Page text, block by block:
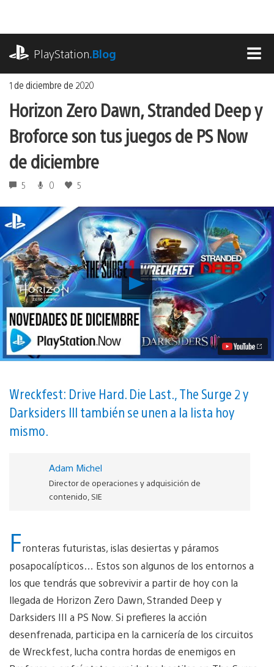
contenido
PlayStation.Blog
1 de diciembre de 2020
Horizon Zero Dawn, Stranded Deep y
Broforce son tus juegos de PS Now
de diciembre
5 0 5
Reproducir
Horizon
Zero
Dawn,
Stranded
Deep
y
Broforce
juegos
de
PS
Wreckfest: Drive Hard. Die Last., The Surge 2 y
Darksiders III también se unen a la lista hoy
mismo.
Adam Michel
Director de operaciones y adquisición de
contenido, SIE
Fronteras futuristas, islas desiertas y páramos
posapocalípticos… Estos son algunos de los entornos a
los que tendrás que sobrevivir a partir de hoy con la
llegada de Horizon Zero Dawn, Stranded Deep y
Darksiders III a PS Now. Si prefieres la acción
desenfrenada, participa en la carnicería de los circuitos
de Wreckfest, lucha contra hordas de enemigos en